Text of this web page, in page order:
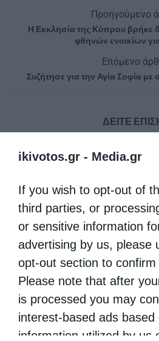
ikivotos.gr - Media.gr
If you wish to opt-out of
third parties, or
or sensitive information
advertising by us, please
opt-out section to confirm
Please note that after
is processed you may
interest-based ads based
information utilized by us
Προηγούμενο
Η Εκκλησία της Κύπρου βρήκε
φθηνών ενοικίων
Επόμενο
Συζήτησε για την Αγία Σοφία με
ΔΕΙΤΕ
Δημητριάδος Ιγνάτιος: «Ο
μέλλον...